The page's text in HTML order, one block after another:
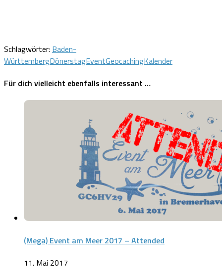
Schlagwörter: Baden-
WürttembergDönerstagEventGeocachingKalender
Für dich vielleicht ebenfalls interessant …
(Mega) Event am Meer 2017 – Attended
11. Mai 2017